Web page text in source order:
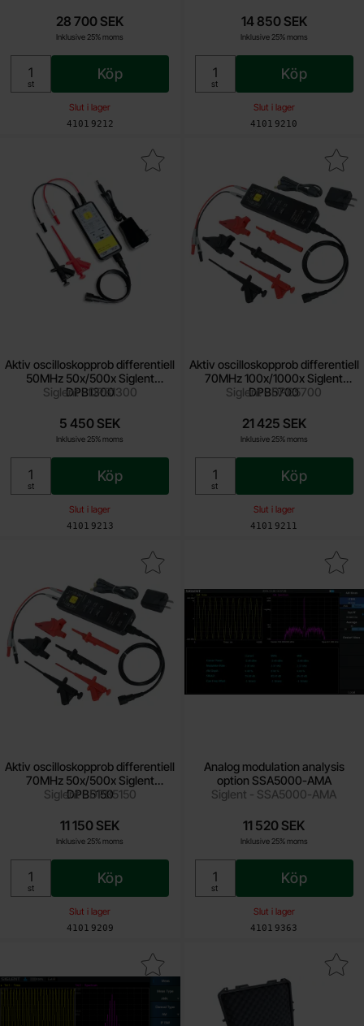
Art. nr
4101 9212
Slut i lager
28 700 SEK
Inklusive 25% moms
Enhet:
st
Köp
Art. nr
4101 9210
Slut i lager
14 850 SEK
Inklusive 25% moms
Enhet:
st
Köp
Aktiv oscilloskopprob differentiell
50MHz 50x/500x Siglent
DPB1300
Siglent - DPB1300
Art. nr
4101 9213
Slut i lager
5 450 SEK
Inklusive 25% moms
Enhet:
st
Köp
differentiell 50MHz 50x/500x Siglent DPB1300 som
Aktiv oscilloskopprob differentiell
70MHz 100x/1000x Siglent
DPB5700
Siglent - DPB5700
Art. nr
4101 9211
Slut i lager
21 425 SEK
Inklusive 25% moms
Enhet:
st
Köp
Makera aktiv oscilloskopprob differentiell
Aktiv oscilloskopprob differentiell
70MHz 50x/500x Siglent
DPB5150
Siglent - DPB5150
Art. nr
4101 9209
Slut i lager
11 150 SEK
Inklusive 25% moms
Enhet:
st
Köp
differentiell 70MHz 50x/500x Siglent DPB5150 som
Analog modulation analysis
option SSA5000-AMA
Siglent - SSA5000-AMA
Art. nr
4101 9363
Slut i lager
11 520 SEK
Inklusive 25% moms
Enhet:
st
Köp
Makera analog modulation analysis
analog Modulation Analysis SHA850-AMA som favorit
Makera antennpaket 3x för SHA850A (ANT-